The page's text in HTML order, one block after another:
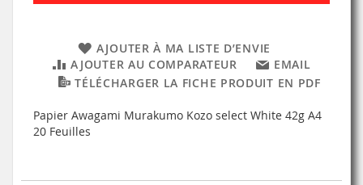
AJOUTER À MA LISTE D’ENVIE
AJOUTER AU COMPARATEUR
EMAIL
TÉLÉCHARGER LA FICHE PRODUIT EN PDF
Papier Awagami Murakumo Kozo select White 42g A4
20 Feuilles